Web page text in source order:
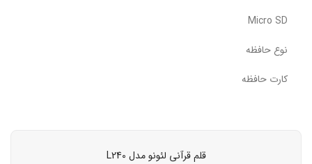
Micro SD
نوع حافظه
کارت حافظه
قلم قرآنی لئونو مدل L240